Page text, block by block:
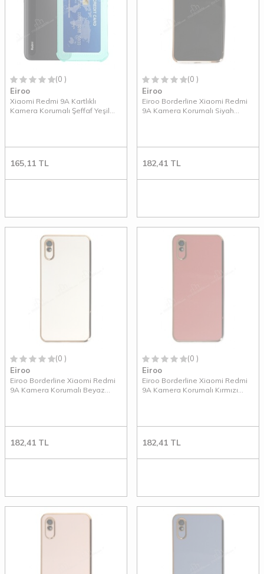
(0 )
Eiroo
Xiaomi Redmi 9A Kartlıklı
Kamera Korumalı Şeffaf Yeşil
165,11 TL
(0 )
Eiroo
Eiroo Borderline Xiaomi Redmi
9A Kamera Korumalı Siyah
182,41 TL
(0 )
Eiroo
Eiroo Borderline Xiaomi Redmi
9A Kamera Korumalı Beyaz
182,41 TL
(0 )
Eiroo
Eiroo Borderline Xiaomi Redmi
9A Kamera Korumalı Kırmızı
182,41 TL